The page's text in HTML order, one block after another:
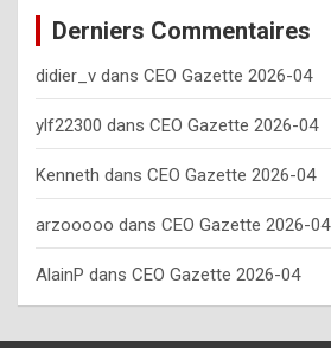
e
y
o
u
s
h
o
Derniers Commentaires
didier_v dans CEO Gazette 2026-04
ylf22300 dans CEO Gazette 2026-04
Kenneth dans CEO Gazette 2026-04
arzooooo dans CEO Gazette 2026-04
AlainP dans CEO Gazette 2026-04